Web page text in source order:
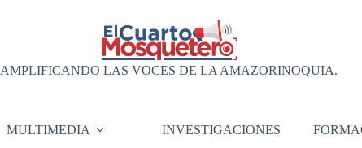
AMPLIFICANDO LAS VOCES DE LA AMAZORINOQUIA.
MULTIMEDIA INVESTIGACIONES